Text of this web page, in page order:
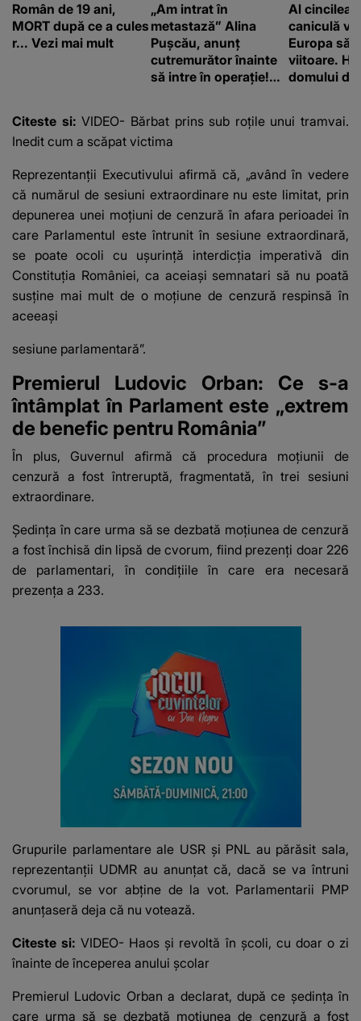
Român de 19 ani,
MORT după ce a cules
r... Vezi mai mult
„Am intrat în
metastază” Alina
Pușcău, anunț
cutremurător înainte
să intre în operație!
fanilor
Al cincilea
caniculă
Europa
viitoare.
domului de
Citeste si:VIDEO- Bărbat prins sub roțile unui tramvai.
Inedit cum a scăpat victima
Reprezentanţii Executivului afirmă că, „având în vedere
că numărul de sesiuni extraordinare nu este limitat, prin
depunerea unei moţiuni de cenzură în afara perioadei în
care Parlamentul este întrunit în sesiune extraordinară,
se poate ocoli cu uşurinţă interdicţia imperativă din
Constituţia României, ca aceiaşi semnatari să nu poată
susţine mai mult de o moţiune de cenzură respinsă în
aceeaşi
sesiune parlamentară”.
Premierul Ludovic Orban: Ce s-a
întâmplat în Parlament este „extrem
de benefic pentru România”
În plus, Guvernul afirmă că procedura moţiunii de
cenzură a fost întreruptă, fragmentată, în trei sesiuni
extraordinare.
Şedinţa în care urma să se dezbată moţiunea de cenzură
a fost închisă din lipsă de cvorum, fiind prezenţi doar 226
de parlamentari, în condiţiile în care era necesară
prezenţa a 233.
Grupurile parlamentare ale USR şi PNL au părăsit sala,
reprezentanţii UDMR au anunţat că, dacă se va întruni
cvorumul, se vor abţine de la vot. Parlamentarii PMP
anunţaseră deja că nu votează.
Citeste si:VIDEO- Haos și revoltă în școli, cu doar o zi
înainte de începerea anului școlar
Premierul Ludovic Orban a declarat, după ce şedinţa în
care urma să se dezbată moţiunea de cenzură a fost